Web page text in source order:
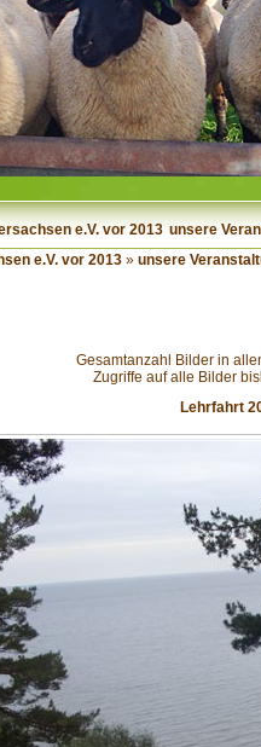
e.V. vor 2013 unsere
e.V. vor 2013 » unsere
Gesamtanzahl Bilder in
Zugriffe auf alle Bilder
Lehrfahrt